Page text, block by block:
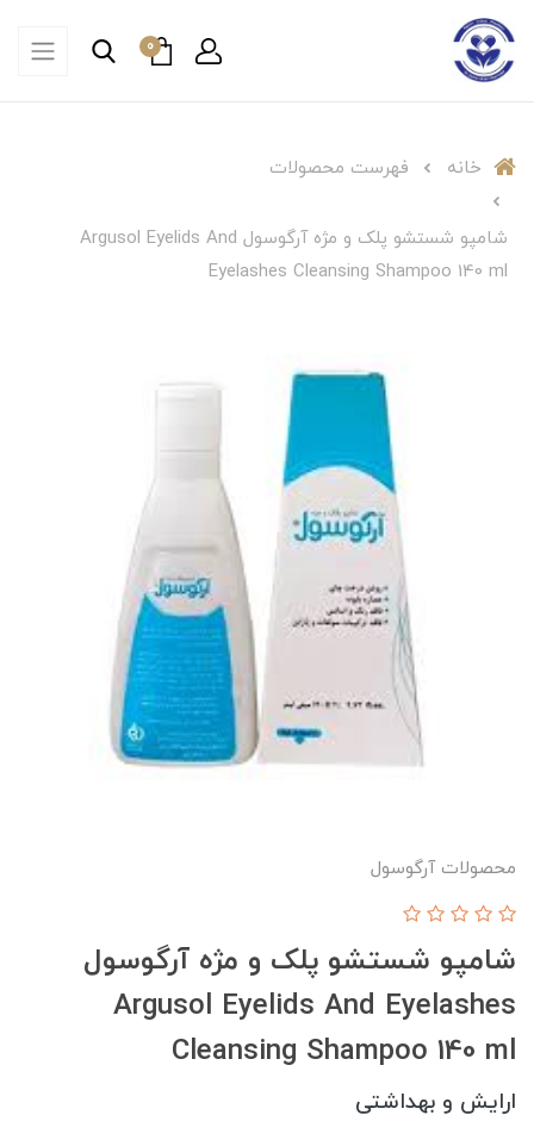
0
خانه فهرست محصولات
شامپو شستشو پلک و مژه آرگوسول Argusol Eyelids And
Eyelashes Cleansing Shampoo 140 ml
محصولات آرگوسول
شامپو شستشو پلک و مژه آرگوسول
Argusol Eyelids And Eyelashes
Cleansing Shampoo 140 ml
ارایش و بهداشتی